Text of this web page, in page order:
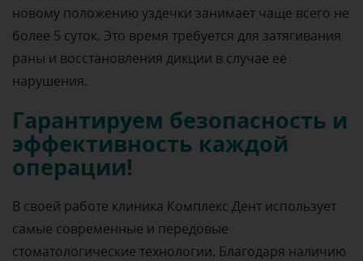
новому положению уздечки занимает чаще всего не
более 5 суток. Это время требуется для затягивания
раны и восстановления дикции в случае её
нарушения.
Гарантируем безопасность и
эффективность каждой
операции!
В своей работе клиника Комплекс Дент использует
самые современные и передовые
стоматологические технологии. Благодаря наличию